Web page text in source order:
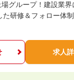
場グループ！建設業
研修＆フォロー体
求人